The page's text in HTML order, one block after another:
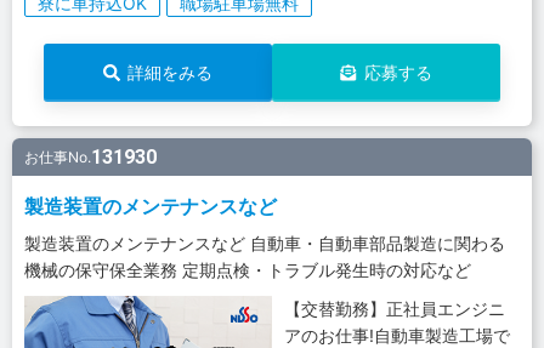
詳細をみる 応募する
お仕事No.131930
製造装置のメンテナンスなど
製造装置のメンテナンスなど 自動車・自動車部品製造に関わる
機械の保守保全業務 定期点検・トラブル発生時の対応など
【交替勤務】正社員エンジニ
アのお仕事!自動車製造工場で